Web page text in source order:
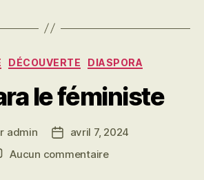
Catégories
DÉCOUVERTE DIASPORA
le féministe
admin
Dateavril 7, 2024
Aucun commentairesur